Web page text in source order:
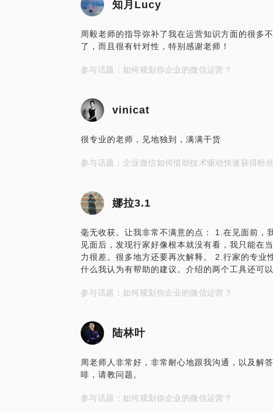
知月Lucy
周毅老师的指导弥补了我在运营知识方面的很多
了，而且很有针对性，特别感谢老师！
参与话题：如何规划你企业的微信运营？
vinicat
很专业的老师，见地独到，满满干货
参与话题：企业微信如何借助技术驱动快速获得粉丝
娜拉3.1
毫无收获。让我非常不满意的点： 1.在见面前，
见面后，发现行家好像根本就没有看，我只能在
力很差。很多地方还要再次解释。 2.行家的专业
什么我认为有帮助的建议。介绍的两个工具还可
参与话题：如何规划你企业的微信运营？
陆林叶
周老师人非常好，非常耐心地跟我沟通，以及解
啡，请教问题。
参与话题：如何规划你企业的微信运营？